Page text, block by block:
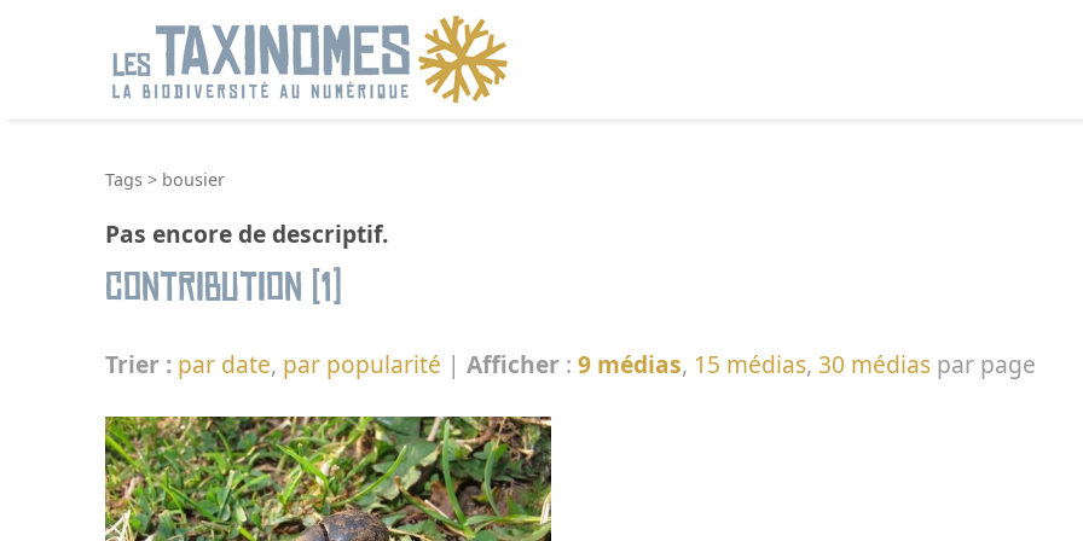
Tags > bousier
Pas encore de descriptif.
Contribution (1)
Trier : par date, par popularité | Afficher : 9 médias, 15 médias, 30 médias par page